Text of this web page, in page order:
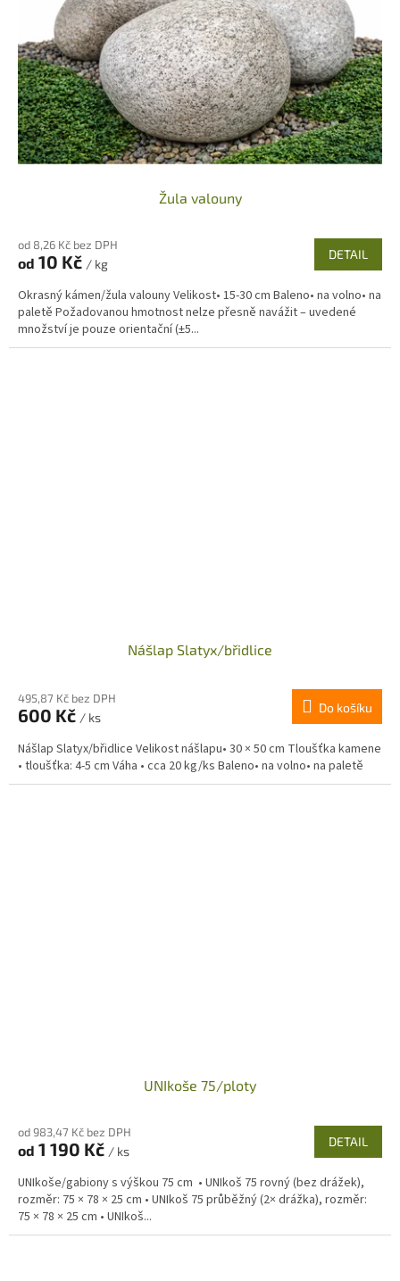
Žula valouny
od 8,26 Kč bez DPH
od 10 Kč / kg
DETAIL
Okrasný kámen/žula valouny Velikost• 15-30 cm Baleno• na volno• na
paletě Požadovanou hmotnost nelze přesně navážit – uvedené
množství je pouze orientační (±5...
Nášlap Slatyx/břidlice
495,87 Kč bez DPH
600 Kč / ks
Do košíku
Nášlap Slatyx/břidlice Velikost nášlapu• 30 × 50 cm Tloušťka kamene
• tloušťka: 4-5 cm Váha • cca 20 kg/ks Baleno• na volno• na paletě
UNIkoše 75/ploty
od 983,47 Kč bez DPH
od 1 190 Kč / ks
DETAIL
UNIkoše/gabiony s výškou 75 cm • UNIkoš 75 rovný (bez drážek),
rozměr: 75 × 78 × 25 cm • UNIkoš 75 průběžný (2× drážka), rozměr:
75 × 78 × 25 cm • UNIkoš...